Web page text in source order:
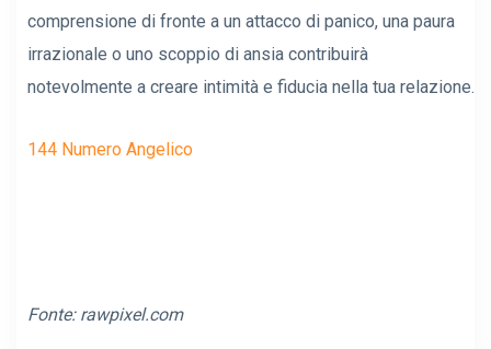
comprensione di fronte a un attacco di panico, una paura
irrazionale o uno scoppio di ansia contribuirà
notevolmente a creare intimità e fiducia nella tua relazione.
144 Numero Angelico
Fonte: rawpixel.com